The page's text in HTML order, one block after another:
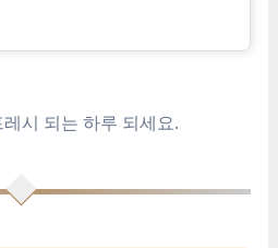
시 되는 하루 되세요.